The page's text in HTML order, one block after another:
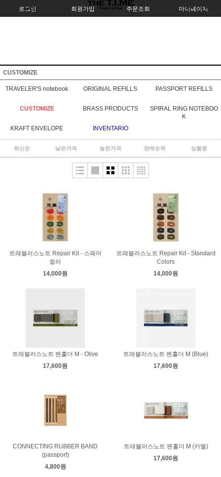
로그인 회원가입 주문조회 마이페이지
CUSTOMIZE
TRAVELER'S notebook ORIGINAL REFILLS PASSPORT REFILLS
CUSTOMIZE BRASS PRODUCTS
SPIRAL RING NOTEBOO
K
KRAFT ENVELOPE
INVENTARIO
최신순 낮은가격 높은가격 판매순위 상품명
트래블러스노트 Repair Kit - 스페어
컬러
14,000원
트래블러스노트 Repair Kit - Standard
Colors
14,000원
트래블러스노트 펜홀더 M - Olive
17,600원
트래블러스노트 펜홀더 M (Blue)
17,600원
CONNECTING RUBBER BAND
(passport)
4,800원
트래블러스노트 펜홀더 M (카멜)
17,600원